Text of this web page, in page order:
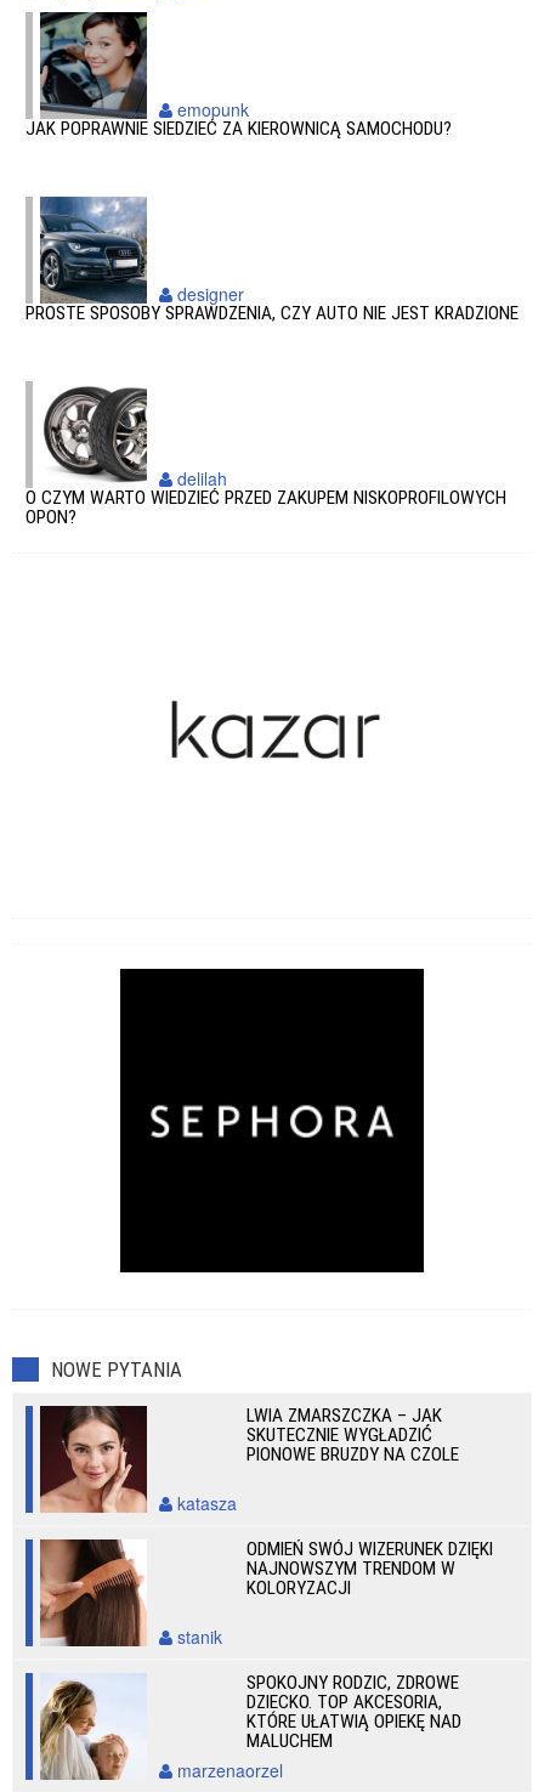
JAK POPRAWNIE SIEDZIEĆ ZA KIEROWNICĄ SAMOCHODU?
emopunk
PROSTE SPOSOBY SPRAWDZENIA, CZY AUTO NIE JEST KRADZIONE
designer
O CZYM WARTO WIEDZIEĆ PRZED ZAKUPEM NISKOPROFILOWYCH
OPON?
delilah
NOWE PYTANIA
LWIA ZMARSZCZKA – JAK
SKUTECZNIE WYGŁADZIĆ
PIONOWE BRUZDY NA CZOLE
katasza
ODMIEŃ SWÓJ WIZERUNEK DZIĘKI
NAJNOWSZYM TRENDOM W
KOLORYZACJI
stanik
SPOKOJNY RODZIC, ZDROWE
DZIECKO. TOP AKCESORIA,
KTÓRE UŁATWIĄ OPIEKĘ NAD
MALUCHEM
marzenaorzel